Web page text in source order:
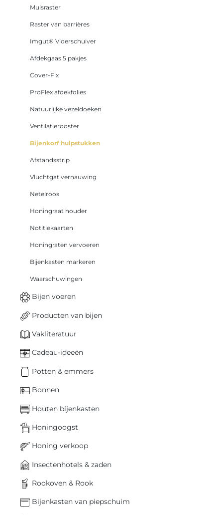
Muisraster
Raster van barrières
Imgut® Vloerschuiver
Afdekgaas 5 pakjes
Cover-Fix
ProFlex afdekfolies
Natuurlijke vezeldoeken
Ventilatierooster
Bijenkorf hulpstukken
Afstandsstrip
Vluchtgat vernauwing
Netelroos
Honingraat houder
Notitiekaarten
Honingraten vervoeren
Bijenkasten markeren
Waarschuwingen
Bijen voeren
Producten van bijen
Vakliteratuur
Cadeau-ideeën
Potten & emmers
Bonnen
Houten bijenkasten
Honingoogst
Honing verkoop
Insectenhotels & zaden
Rookoven & Rook
Bijenkasten van piepschuim